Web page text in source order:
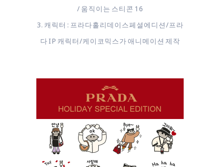
/ 움직이는 스티콘 16
3. 캐릭터 : 프라다홀리데이스페셜에디션/프라
다 IP 캐릭터/케이코믹스가 애니메이션 제작